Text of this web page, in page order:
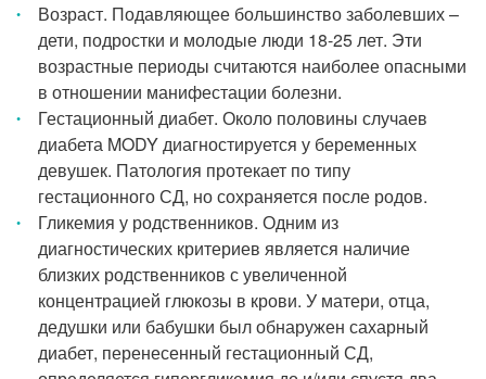
Возраст. Подавляющее большинство заболевших –
дети, подростки и молодые люди 18-25 лет. Эти
возрастные периоды считаются наиболее опасными
в отношении манифестации болезни.
Гестационный диабет. Около половины случаев
диабета MODY диагностируется у беременных
девушек. Патология протекает по типу
гестационного СД, но сохраняется после родов.
Гликемия у родственников. Одним из
диагностических критериев является наличие
близких родственников с увеличенной
концентрацией глюкозы в крови. У матери, отца,
дедушки или бабушки был обнаружен сахарный
диабет, перенесенный гестационный СД,